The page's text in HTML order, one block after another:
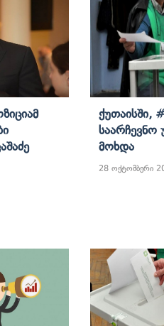
Ქუთაისში,
Საარჩევნო
Მოხდა
28 ოქტომბერი